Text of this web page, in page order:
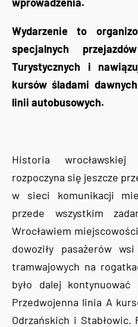
Wydarzenie to
specjalnych
Turystycznych i
kursów śladami
linii autobusowych.
Historia
rozpoczyna się jeszcze
w sieci komunikacji
przede wszystkim
Wrocławiem
dowoziły pasażerów
tramwajowych na
było dalej
Przedwojenna linia A
Odrzańskich i